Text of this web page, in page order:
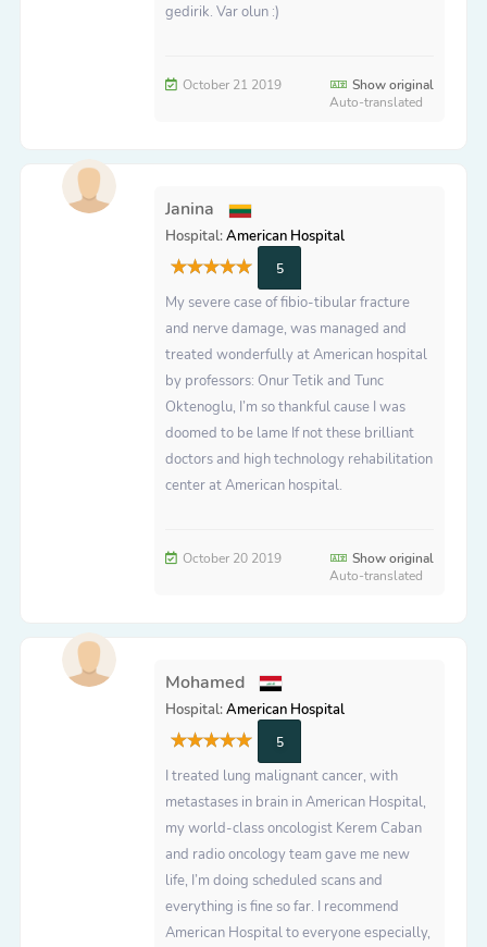
gedirik. Var olun :)
October 21 2019
Show original
Auto-translated
Janina
Hospital:American Hospital
5
My severe case of fibio-tibular fracture
and nerve damage, was managed and
treated wonderfully at American hospital
by professors: Onur Tetik and Tunc
Oktenoglu, I’m so thankful cause I was
doomed to be lame If not these brilliant
doctors and high technology rehabilitation
center at American hospital.
October 20 2019
Show original
Auto-translated
Mohamed
Hospital:American Hospital
5
I treated lung malignant cancer, with
metastases in brain in American Hospital,
my world-class oncologist Kerem Caban
and radio oncology team gave me new
life, I’m doing scheduled scans and
everything is fine so far. I recommend
American Hospital to everyone especially,